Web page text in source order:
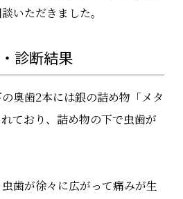
いただきました。
診断結果
奥歯2本には銀の詰め物「メタ
ており、詰め物の下で虫歯が
歯が徐々に広がって痛みが生